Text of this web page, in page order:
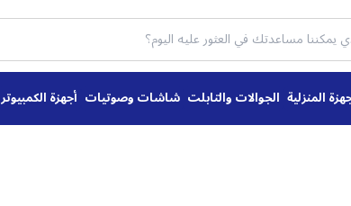
المنزلية الجوالات والتابلت شاشات وصوتيات أجهزة الكمبيوتر